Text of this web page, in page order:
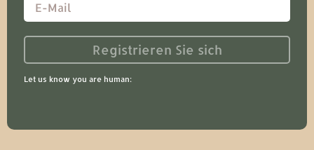
Registrieren Sie sich
Let us know you are human: